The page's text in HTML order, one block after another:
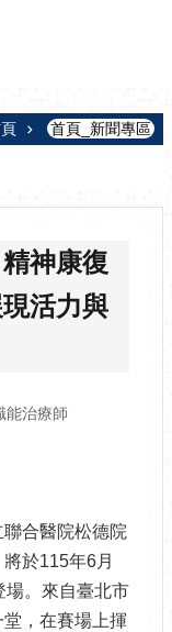
首頁_新聞專區
神康復
活力與
能治療師
合醫院松德院
於115年6月
場。來自臺北市
，在賽場上揮